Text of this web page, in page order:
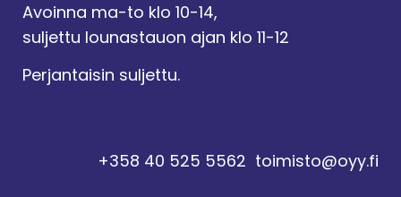
Avoinna ma-to klo 10-14,
suljettu lounastauon ajan klo 11-12
Perjantaisin suljettu.
+358 40 525 5562 toimisto@oyy.fi